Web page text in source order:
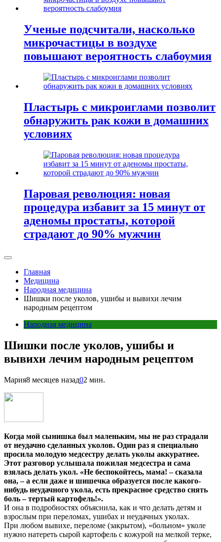
Ученые подсчитали, насколько
микрочастицы в воздухе
повышают вероятность слабоумия
Пластырь с микроиглами позволит
обнаружить рак кожи в домашних
условиях
Паровая революция: новая
процедура избавит за 15 минут от
аденомы простаты, которой
страдают до 90% мужчин
Главная
Медицина
Народная медицина
Шишки после уколов, ушибы и вывихи лечим
народным рецептом
Народная медицина
Шишки после уколов, ушибы и
вывихи лечим народным рецептом
Мария8 месяцев назад02 мин.
Когда мой сынишка был маленьким, мы не раз страдали
от неудачно сделанных уколов. Один раз я специально
просила молодую медсестру делать уколы аккуратнее.
Этот разговор услышала пожилая медсестра и сама
взялась делать укол. «Не беспокойтесь, мама! – сказала
она, – а если даже и шишечка образуется после какого-
нибудь неудачного укола, есть прекрасное средство снять
боль – тертый картофель!».
И она в подробностях объяснила, как и что делать детям и
взрослым при переломах, ушибах и неудачных уколах.
При любом вывихе, переломе (закрытом), «больном» уколе
нужно натереть сырой картофель с кожурой на мелкой терке,